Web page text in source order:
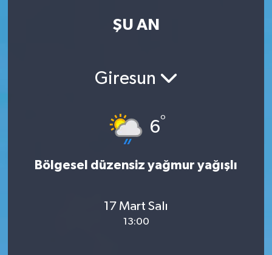
ŞU AN
Giresun
6°
Bölgesel düzensiz yağmur yağışlı
17 Mart Salı
13:00